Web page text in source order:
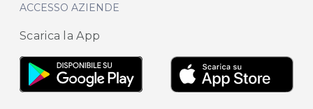
ACCESSO AZIENDE
Scarica la App